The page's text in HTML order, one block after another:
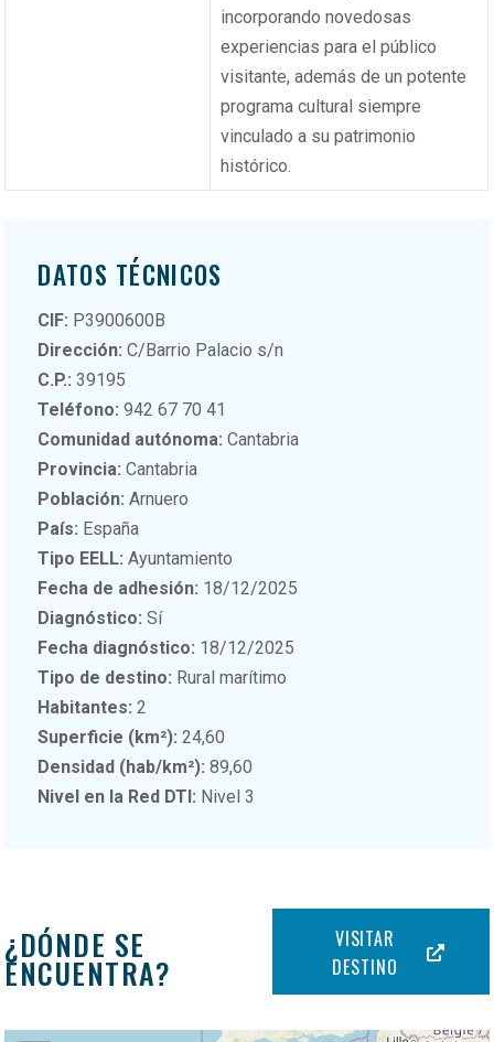
incorporando novedosas
experiencias para el público
visitante, además de un potente
programa cultural siempre
vinculado a su patrimonio
histórico.
DATOS TÉCNICOS
CIF: P3900600B
Dirección: C/Barrio Palacio s/n
C.P.: 39195
Teléfono: 942 67 70 41
Comunidad autónoma: Cantabria
Provincia: Cantabria
Población: Arnuero
País: España
Tipo EELL: Ayuntamiento
Fecha de adhesión: 18/12/2025
Diagnóstico: Sí
Fecha diagnóstico: 18/12/2025
Tipo de destino: Rural marítimo
Habitantes: 2
Superficie (km²): 24,60
Densidad (hab/km²): 89,60
Nivel en la Red DTI: Nivel 3
¿DÓNDE SE
ENCUENTRA?
VISITAR
DESTINO